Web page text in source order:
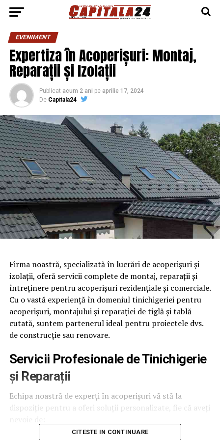
EVENIMENT
Expertiza în Acoperișuri: Montaj,
Reparații și Izolații
Publicat acum 2 ani pe aprilie 17, 2024
De Capitala24
Firma noastră, specializată în lucrări de acoperișuri și
izolații, oferă servicii complete de montaj, reparații și
întreținere pentru acoperișuri rezidențiale și comerciale.
Cu o vastă experiență în domeniul tinichigeriei pentru
acoperișuri, montajului și reparației de tiglă și tablă
cutată, suntem partenerul ideal pentru proiectele dvs.
de construcție sau renovare.
Servicii Profesionale de Tinichigerie
și Reparații
Echipa noastră de experți în acoperișuri vă stă la
dispoziție pentru a oferi soluții personalizate, fie că aveți
CITESTE IN CONTINUARE